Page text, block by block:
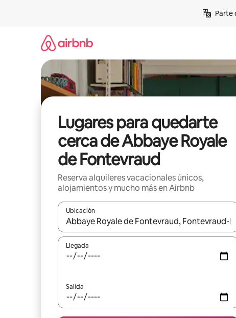
Parte
Lugares para quedarte
cerca de Abbaye Royale
de Fontevraud
Reserva alquileres vacacionales únicos,
alojamientos y mucho más en Airbnb
Ubicación
Cuando los resultados estén disponibles, navega
Llegada
Salida